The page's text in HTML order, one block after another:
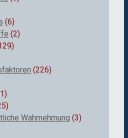
(6)
(2)
(226)
Wahrnehmung (3)